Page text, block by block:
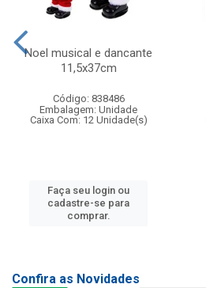
Noel musical e dancante
11,5x37cm
Código: 838486
Embalagem: Unidade
Caixa Com: 12 Unidade(s)
Faça seu login ou
cadastre-se para
comprar.
Confira as Novidades